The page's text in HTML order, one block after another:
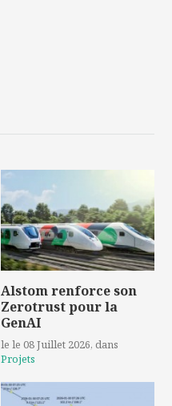
Alstom renforce son
Zerotrust pour la
GenAI
le le 08 Juillet 2026, dans
Projets